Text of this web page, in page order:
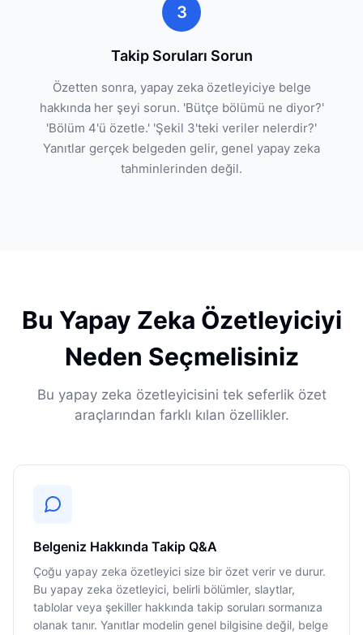
3
Takip Soruları Sorun
Özetten sonra, yapay zeka özetleyiciye belge
hakkında her şeyi sorun. 'Bütçe bölümü ne diyor?'
'Bölüm 4'ü özetle.' 'Şekil 3'teki veriler nelerdir?'
Yanıtlar gerçek belgeden gelir, genel yapay zeka
tahminlerinden değil.
Bu Yapay Zeka Özetleyiciyi
Neden Seçmelisiniz
Bu yapay zeka özetleyicisini tek seferlik özet
araçlarından farklı kılan özellikler.
Belgeniz Hakkında Takip Q&A
Çoğu yapay zeka özetleyici size bir özet verir ve durur.
Bu yapay zeka özetleyici, belirli bölümler, slaytlar,
tablolar veya şekiller hakkında takip soruları sormanıza
olanak tanır. Yanıtlar modelin genel bilgisine değil, belge